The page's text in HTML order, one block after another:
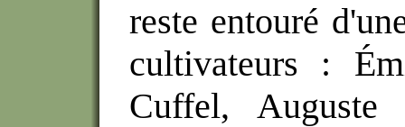
reste entouré
cultivateurs :
Cuffel, Auguste